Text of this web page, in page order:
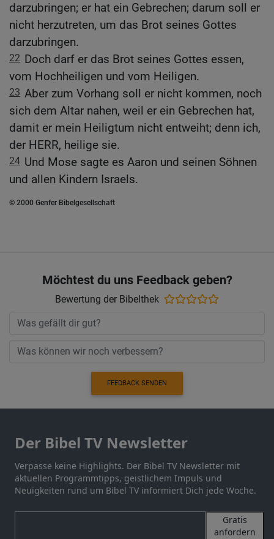
darzubringen; er hat ein Gebrechen; darum soll er
nicht herzutreten, um das Brot seines Gottes
darzubringen.
22 Doch darf er das Brot seines Gottes essen,
vom Hochheiligen und vom Heiligen.
23 Aber zum Vorhang soll er nicht kommen, noch
sich dem Altar nahen, weil er ein Gebrechen hat,
damit er mein Heiligtum nicht entweiht; denn ich,
der HERR, heilige sie.
24 Und Mose sagte es Aaron und seinen Söhnen
und allen Kindern Israels.
© 2000 Genfer Bibelgesellschaft
Möchtest du uns Feedback geben?
Bewertung der Bibelthek
FEEDBACK SENDEN
Der Bibel TV Newsletter
Verpasse keine Highlights. Der Bibel TV Newsletter mit
aktuellen Programmtipps, geistlichem Impuls und
Neuigkeiten rund um Bibel TV informiert Dich jede Woche.
Gratis
anfordern